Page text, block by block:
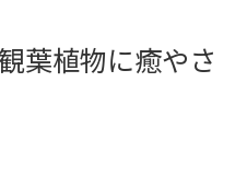
植物の美しい関係性
植物を取り入れる方法
葉植物に癒やさ